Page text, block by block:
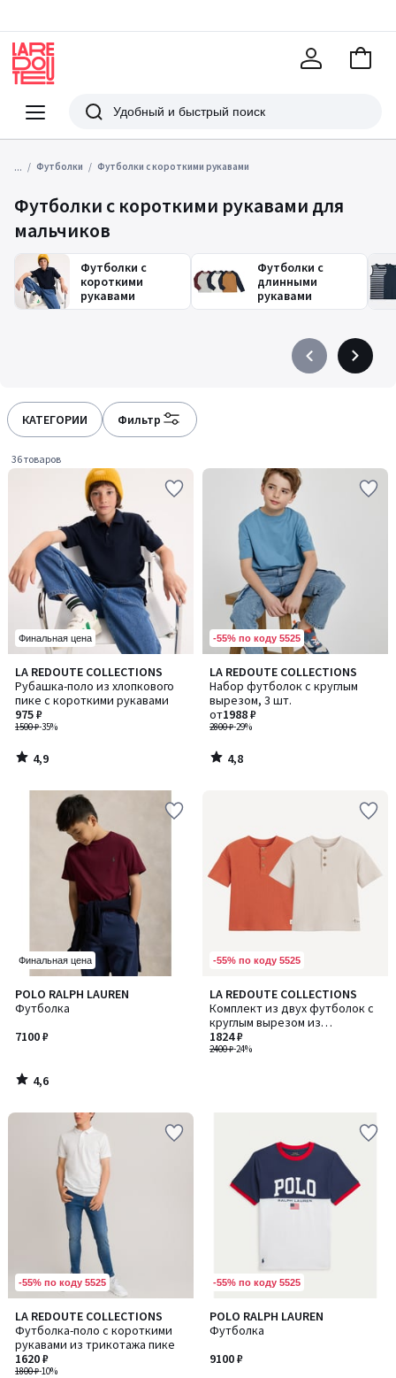
Меню
Redoute
Поиск
В
... Футболки Футболки с короткими рукавами
Футболки с короткими рукавами для
мальчиков
Футболки с
короткими
рукавами
Футболки с
длинными
рукавами
PrécédentSuivant
КАТЕГОРИИ Фильтр
36 товаров
Финальная цена
LA REDOUTE COLLECTIONS
Рубашка-поло из хлопкового
пике с короткими рукавами
1500 ₽-35%
975 ₽
4,9
/ 5
4,9
/
-55% по коду 5525
LA REDOUTE COLLECTIONS
Набор футболок с круглым
вырезом, 3 шт.
2800 ₽-29%
от1988 ₽
4,8
/ 5
4,8
/
Финальная цена
POLO RALPH LAUREN
Футболка
7100 ₽
4,6
/ 5
4,6
/
-55% по коду 5525
LA REDOUTE COLLECTIONS
Комплект из двух футболок с
круглым вырезом из
рельефного трикотажа
2400 ₽-24%
1824 ₽
-55% по коду 5525
LA REDOUTE COLLECTIONS
Футболка-поло с короткими
рукавами из трикотажа пике
1800 ₽-10%
1620 ₽
-55% по коду 5525
POLO RALPH LAUREN
Футболка
9100 ₽